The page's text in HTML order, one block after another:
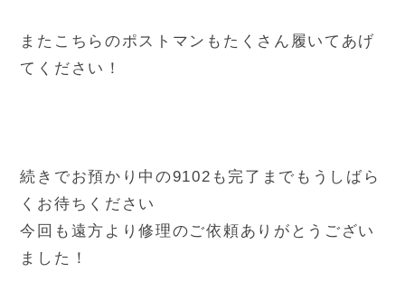
またこちらのポストマンもたくさん履いてあげ
てください！
続きでお預かり中の9102も完了までもうしばら
くお待ちください
今回も遠方より修理のご依頼ありがとうござい
ました！